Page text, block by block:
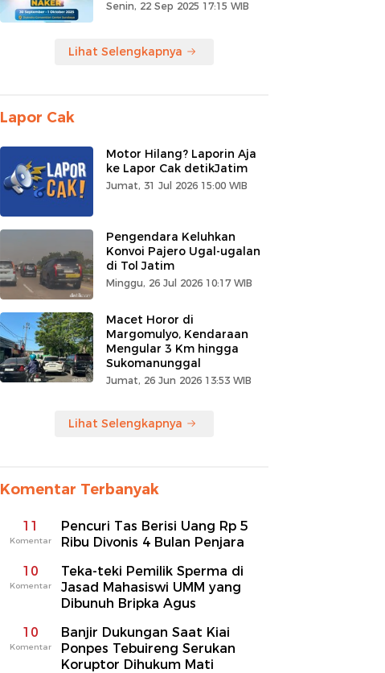
Senin, 22 Sep 2025 17:15 WIB
Lihat Selengkapnya
Lapor Cak
Motor Hilang? Laporin Aja
ke Lapor Cak detikJatim
Jumat, 31 Jul 2026 15:00 WIB
Pengendara Keluhkan
Konvoi Pajero Ugal-ugalan
di Tol Jatim
Minggu, 26 Jul 2026 10:17 WIB
Macet Horor di
Margomulyo, Kendaraan
Mengular 3 Km hingga
Sukomanunggal
Jumat, 26 Jun 2026 13:53 WIB
Lihat Selengkapnya
Komentar Terbanyak
11
Komentar
Pencuri Tas Berisi Uang Rp 5
Ribu Divonis 4 Bulan Penjara
10
Komentar
Teka-teki Pemilik Sperma di
Jasad Mahasiswi UMM yang
Dibunuh Bripka Agus
10
Komentar
Banjir Dukungan Saat Kiai
Ponpes Tebuireng Serukan
Koruptor Dihukum Mati